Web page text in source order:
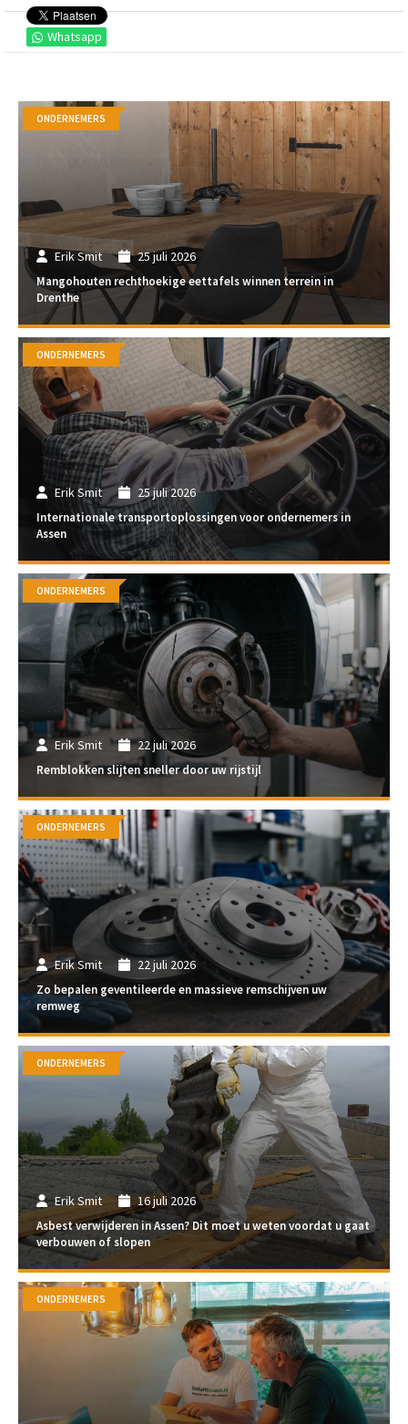
Whatsapp
Erik Smit 25 juli 2026
Mangohouten rechthoekige eettafels winnen terrein in
Drenthe
ONDERNEMERS
Erik Smit 25 juli 2026
Internationale transportoplossingen voor ondernemers in
Assen
ONDERNEMERS
Erik Smit 22 juli 2026
Remblokken slijten sneller door uw rijstijl
ONDERNEMERS
Erik Smit 22 juli 2026
Zo bepalen geventileerde en massieve remschijven uw
remweg
ONDERNEMERS
Erik Smit 16 juli 2026
Asbest verwijderen in Assen? Dit moet u weten voordat u gaat
verbouwen of slopen
ONDERNEMERS
ONDERNEMERS